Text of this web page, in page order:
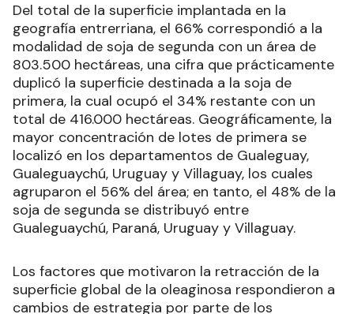
Del total de la superficie implantada en la
geografía entrerriana, el 66% correspondió a la
modalidad de soja de segunda con un área de
803.500 hectáreas, una cifra que prácticamente
duplicó la superficie destinada a la soja de
primera, la cual ocupó el 34% restante con un
total de 416.000 hectáreas. Geográficamente, la
mayor concentración de lotes de primera se
localizó en los departamentos de Gualeguay,
Gualeguaychú, Uruguay y Villaguay, los cuales
agruparon el 56% del área; en tanto, el 48% de la
soja de segunda se distribuyó entre
Gualeguaychú, Paraná, Uruguay y Villaguay.
Los factores que motivaron la retracción de la
superficie global de la oleaginosa respondieron a
cambios de estrategia por parte de los